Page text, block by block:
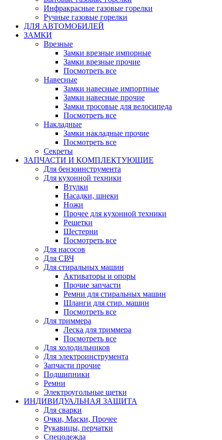
Инфракрасные газовые горелки
Ручные газовые горелки
ДЛЯ АВТОМОБИЛЕЙ
ЗАМКИ
Врезные
Замки врезные импорные
Замки врезные прочие
Посмотреть все
Навесные
Замки навесные импортные
Замки навесные прочие
Замки тросовые для велосипеда
Посмотреть все
Накладные
Замки накладные прочие
Посмотреть все
Секреты
ЗАПЧАСТИ И КОМПЛЕКТУЮЩИЕ
Для бензоинструмента
Для кухонной техники
Втулки
Насадки, шнеки
Ножи
Прочее для кухонной техники
Решетки
Шестерни
Посмотреть все
Для насосов
Для СВЧ
Для стиральных машин
Активаторы и опоры
Прочие запчасти
Ремни для стиральных машин
Шланги для стир. машин
Посмотреть все
Для триммера
Леска для триммера
Посмотреть все
Для холодильников
Для электроинструмента
Запчасти прочие
Подшипники
Ремни
Электроугольные щетки
ИНДИВИДУАЛЬНАЯ ЗАЩИТА
Для сварки
Очки, Маски, Прочее
Рукавицы, перчатки
Спецодежда